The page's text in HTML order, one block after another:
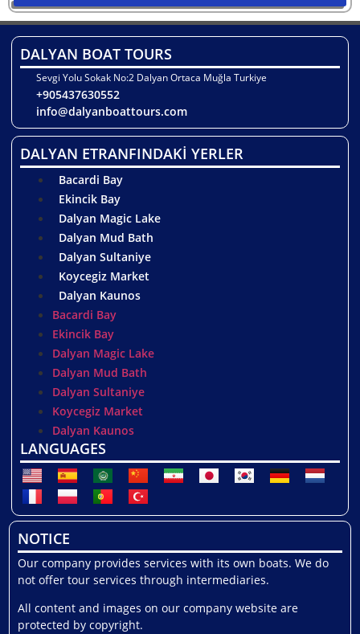
DALYAN BOAT TOURS
Sevgi Yolu Sokak No:2 Dalyan Ortaca Muğla Turkiye
+905437630552
info@dalyanboattours.com
DALYAN ETRANFINDAKİ YERLER
Bacardi Bay
Ekincik Bay
Dalyan Magic Lake
Dalyan Mud Bath
Dalyan Sultaniye
Koycegiz Market
Dalyan Kaunos
Bacardi Bay
Ekincik Bay
Dalyan Magic Lake
Dalyan Mud Bath
Dalyan Sultaniye
Koycegiz Market
Dalyan Kaunos
LANGUAGES
NOTICE
Our company provides services with its own boats. We do
not offer tour services through intermediaries.
All content and images on our company website are
protected by copyright.